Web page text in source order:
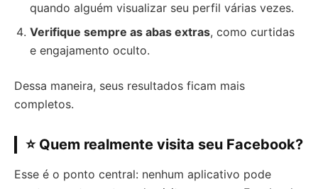
quando alguém visualizar seu perfil várias vezes.
Verifique sempre as abas extras, como curtidas
e engajamento oculto.
Dessa maneira, seus resultados ficam mais
completos.
⭐ Quem realmente visita seu Facebook?
Esse é o ponto central: nenhum aplicativo pode